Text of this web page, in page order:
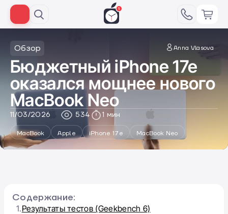
Обзор Anna Vlasova
Бюджетный iPhone 17e
оказался мощнее нового
MacBook Neo
11/03/2026 534 1 мин
MacBook Apple iPhone 17e MacBook Neo
Содержание:
1.Результаты тестов (Geekbench 6)